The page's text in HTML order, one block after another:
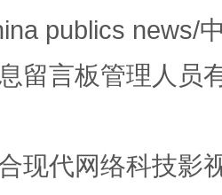
publics news/
留言板管理人员
现代网络科技影